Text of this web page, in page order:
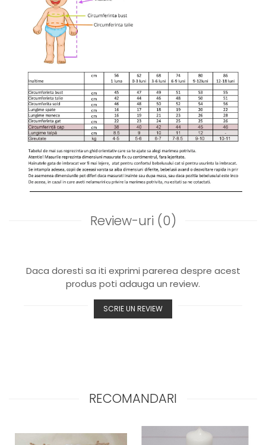
Review-uri (0)
Daca doresti sa iti exprimi parerea despre acest
produs poti adauga un review.
SCRIE UN REVIEW
RECOMANDARI